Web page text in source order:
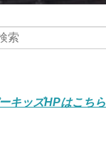
キッズHPはこちら